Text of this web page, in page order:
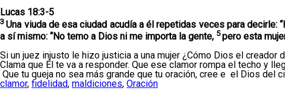
Lucas 18:3-5
3Una viuda de esa ciudad acudía a él repetidas veces para decirle:
a sí mismo: “No temo a Dios ni me importa la gente, 5pero esta
Si un juez injusto le hizo justicia a una mujer ¿Cómo Dios el
Clama que Él te va a responder. Que ese clamor rompa el techo y
Que tu queja no sea más grande que tu oración, cree e el Dios del
clamor, fidelidad, maldiciones, Oración